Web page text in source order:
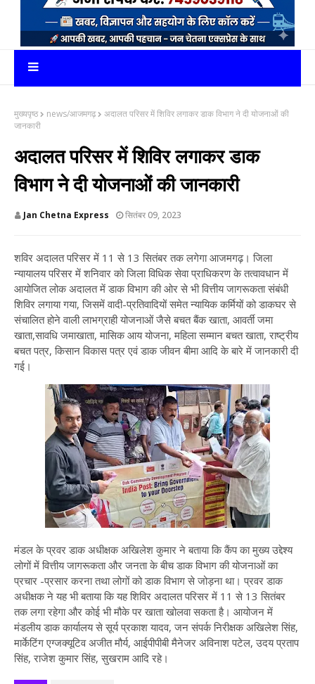
मुख्यपृष्ठ news/आजमगढ़
अदालत परिसर में शिविर लगाकर डाक विभाग ने दी योजनाओं की
जानकारी
अदालत परिसर में शिविर लगाकर डाक
विभाग ने दी योजनाओं की जानकारी
Jan Chetna Express सितंबर 09, 2023
शविर अदालत परिसर में 11 से 13 सितंबर तक लगेगा आजमगढ़। जिला
न्यायालय परिसर में शनिवार को जिला विधिक सेवा प्राधिकरण के तत्वावधान में
आयोजित लोक अदालत में डाक विभाग की ओर से भी वित्तीय जागरूकता संबंधी
शिविर लगाया गया, जिसमें वादी-प्रतिवादियों समेत न्यायिक कर्मियों को डाकघर से
संचालित होने वाली लाभग्राही योजनाओं जैसे बचत बैंक खाता, आवर्ती जमा
खाता,सावधि जमाखाता, मासिक आय योजना, महिला सम्मान बचत खाता, राष्ट्रीय
बचत पत्र, किसान विकास पत्र एवं डाक जीवन बीमा आदि के बारे में जानकारी दी
गई।
मंडल के प्रवर डाक अधीक्षक अखिलेश कुमार ने बताया कि कैंप का मुख्य उद्देश्य
लोगों में वित्तीय जागरूकता और जनता के बीच डाक विभाग की योजनाओं का
प्रचार -प्रसार करना तथा लोगों को डाक विभाग से जोड़ना था। प्रवर डाक
अधीक्षक ने यह भी बताया कि यह शिविर अदालत परिसर में 11 से 13 सितंबर
तक लगा रहेगा और कोई भी मौके पर खाता खोलवा सकता है। आयोजन में
मंडलीय डाक कार्यालय से सूर्य प्रकाश यादव, जन संपर्क निरीक्षक अखिलेश सिंह,
मार्केटिंग एग्जक्यूटिव अजीत मौर्य, आईपीपीबी मैनेजर अविनाश पटेल, उदय प्रताप
सिंह, राजेश कुमार सिंह, सुखराम आदि रहे।